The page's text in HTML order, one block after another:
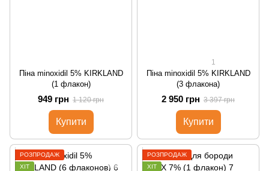
Піна minoxidil 5% KIRKLAND
(1 флакон)
949 грн 1 120 грн
Купити
1
Піна minoxidil 5% KIRKLAND
(3 флакона)
2 950 грн 3 397 грн
Купити
РОЗПРОДАЖ
ХІТ
РОЗПРОДАЖ
ХІТ